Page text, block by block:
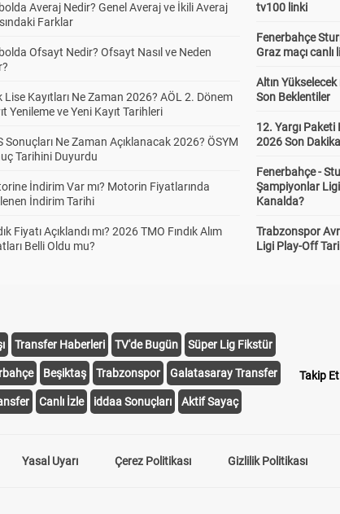
Averaj Nedir? Genel Averaj ve İkili Averaj
Farklar
Ofsayt Nedir? Ofsayt Nasıl ve Neden
Lise Kayıtları Ne Zaman 2026? AÖL 2. Dönem
Yenileme ve Yeni Kayıt Tarihleri
Sonuçları Ne Zaman Açıklanacak 2026? ÖSYM
Tarihini Duyurdu
İndirim Var mı? Motorin Fiyatlarında
İndirim Tarihi
Fiyatı Açıklandı mı? 2026 TMO Fındık Alım
Belli Oldu mu?
tv100 linki
Fenerbahçe
Graz maçı canlı
Altın
Son Beklentiler
12. Yargı Paketi
2026 Son
Fenerbahçe -
Şampiyonlar
Kanalda?
Trabzonspor
Ligi Play-Off
Transfer Haberleri TV'de Bugün Süper Lig Fikstür
Beşiktaş Trabzonspor Galatasaray Transfer
Canlı İzle iddaa Sonuçları Aktif Sayaç
Takip Et
Yasal Uyarı Çerez Politikası Gizlilik Politikası